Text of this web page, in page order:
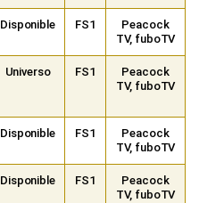
Disponible FS1
Peacock
TV, fuboTV
Universo FS1
Peacock
TV, fuboTV
Disponible FS1
Peacock
TV, fuboTV
Disponible FS1
Peacock
TV, fuboTV